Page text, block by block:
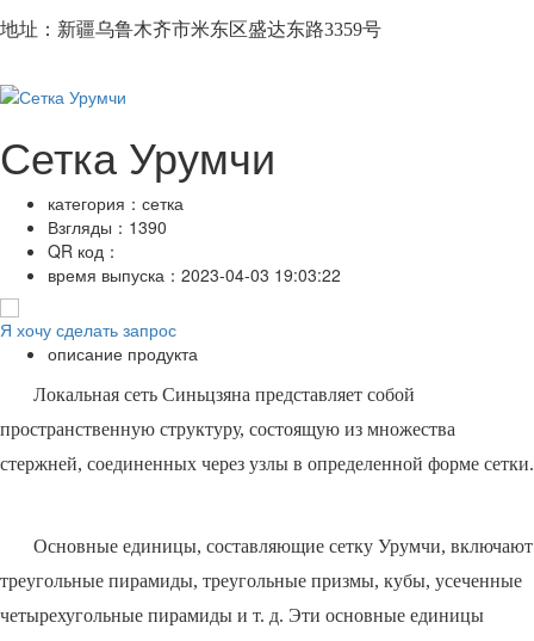
地址：新疆乌鲁木齐市米东区盛达东路3359号
Сетка Урумчи
категория： сетка
Взгляды： 1390
QR код：
время выпуска： 2023-04-03 19:03:22
Я хочу сделать запрос
описание продукта
Локальная сеть Синьцзяна представляет собой
пространственную структуру, состоящую из множества
стержней, соединенных через узлы в определенной форме сетки.
Основные единицы, составляющие сетку Урумчи, включают
треугольные пирамиды, треугольные призмы, кубы, усеченные
четырехугольные пирамиды и т. д. Эти основные единицы